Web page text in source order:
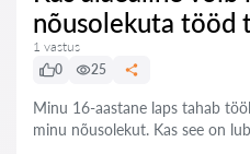
nõusolekuta tööd
1 vastus
0
25
Minu 16-aastane laps tahab
minu nõusolekut. Kas see on